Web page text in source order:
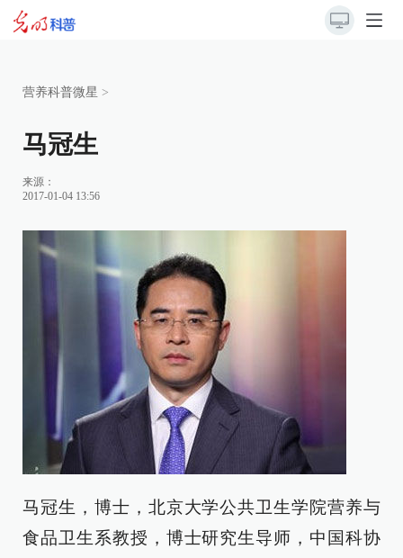
营养科普微星 >
马冠生
来源：
2017-01-04 13:56
马冠生，博士，北京大学公共卫生学院营养与
食品卫生系教授，博士研究生导师，中国科协